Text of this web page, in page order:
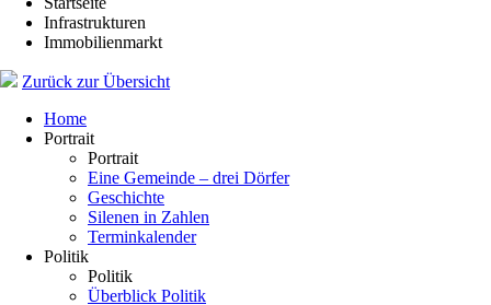
Infrastrukturen
Immobilienmarkt
Zurück zur Übersicht
Home
Portrait
Portrait
Eine Gemeinde – drei Dörfer
Geschichte
Silenen in Zahlen
Terminkalender
Politik
Politik
Überblick Politik